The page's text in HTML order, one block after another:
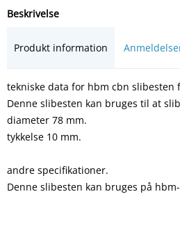
Beskrivelse
Produkt information
tekniske data for hbm cbn slibesten
Denne slibesten kan bruges til at
diameter 78 mm.
tykkelse 10 mm.
andre specifikationer.
Denne slibesten kan bruges på